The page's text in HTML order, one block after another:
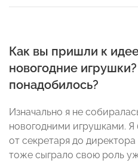
Как вы пришли к
новогодние
понадобилось?
Изначально я не
новогодними игрушками.
от секретаря до
тоже сыграло свою роль